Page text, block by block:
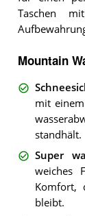
Taschen
Mountain
mit
standhält.
Super
weiches
Komfort,
bleibt.